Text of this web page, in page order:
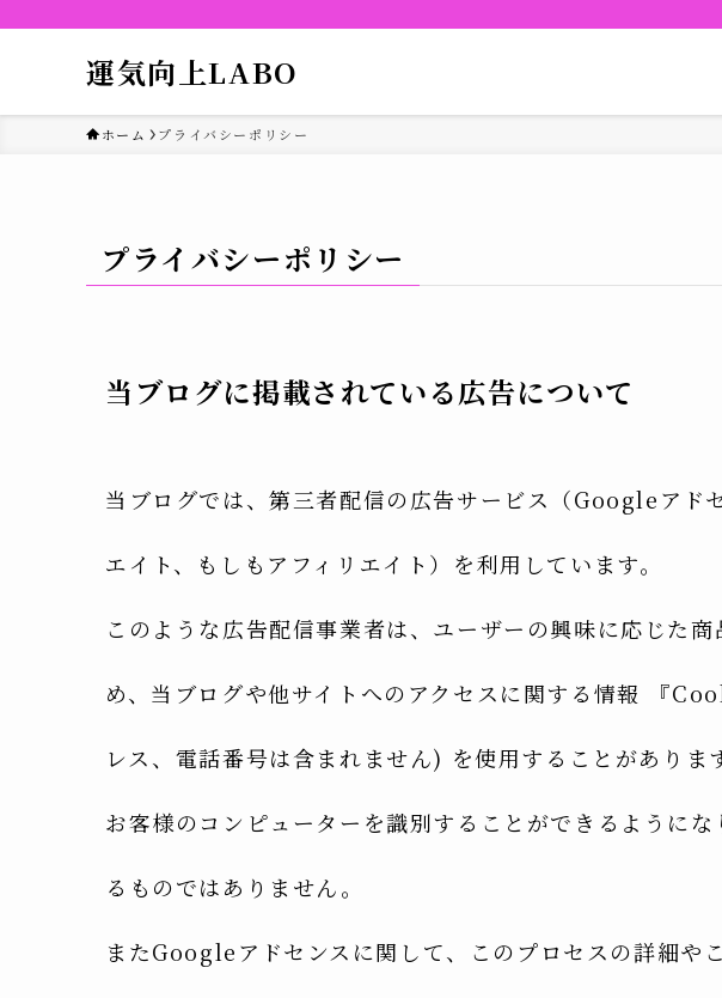
運気向上LABO
ホーム プライバシーポリシー
プライバシーポリシー
当ブログに掲載されている広告について
当ブログでは、第三者配信の広告サービス（Googleア
エイト、もしもアフィリエイト）を利用しています。
このような広告配信事業者は、ユーザーの興味に応じた
め、当ブログや他サイトへのアクセスに関する情報 『
レス、電話番号は含まれません) を使用することがあり
お客様のコンピューターを識別することができるように
るものではありません。
またGoogleアドセンスに関して、このプロセスの詳細や